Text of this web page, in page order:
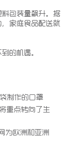
包装量飙升。据
家庭食品配送就
的机遇。
制作的口罩
重点转向了生
为欧洲和亚洲